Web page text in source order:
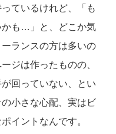
ているけれど、「も
かも…」と、どこか気
ランスの方は多いの
ジは作ったものの、
回っていない、とい
小さな心配、実はビ
イントなんです。